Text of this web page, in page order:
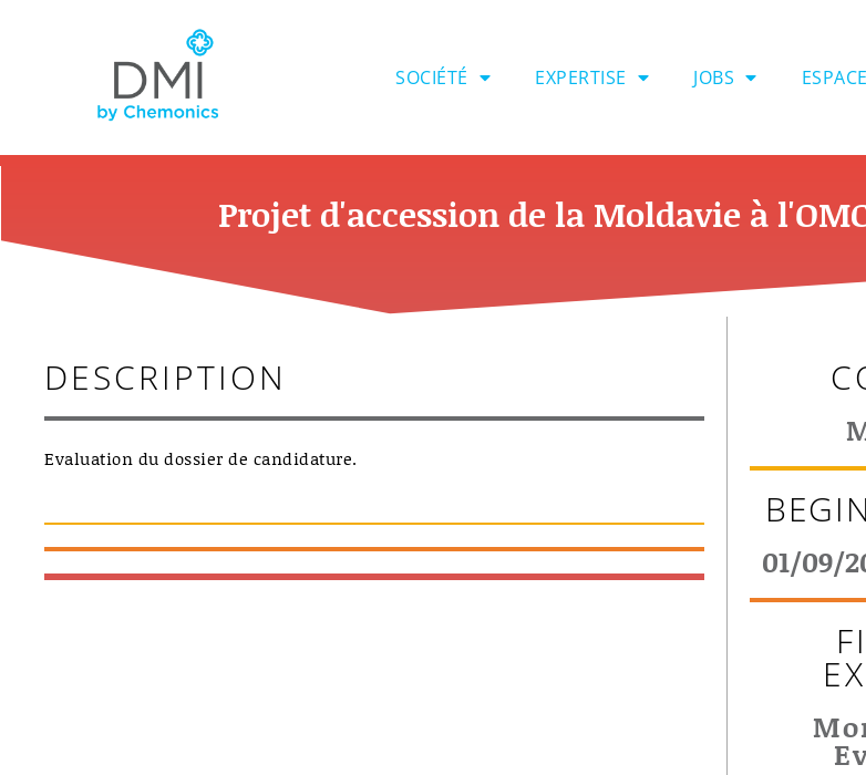
SOCIÉTÉ EXPERTISE JOBS
Projet d'accession de la Moldavie à
DESCRIPTION
Evaluation du dossier de candidature.
01/09/